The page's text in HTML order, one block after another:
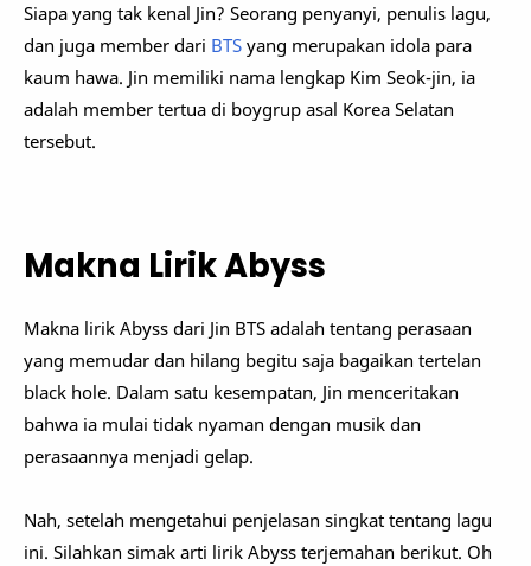
Siapa yang tak kenal Jin? Seorang penyanyi, penulis lagu,
dan juga member dari BTS yang merupakan idola para
kaum hawa. Jin memiliki nama lengkap Kim Seok-jin, ia
adalah member tertua di boygrup asal Korea Selatan
tersebut.
Makna Lirik Abyss
Makna lirik Abyss dari Jin BTS adalah tentang perasaan
yang memudar dan hilang begitu saja bagaikan tertelan
black hole. Dalam satu kesempatan, Jin menceritakan
bahwa ia mulai tidak nyaman dengan musik dan
perasaannya menjadi gelap.
Nah, setelah mengetahui penjelasan singkat tentang lagu
ini. Silahkan simak arti lirik Abyss terjemahan berikut. Oh